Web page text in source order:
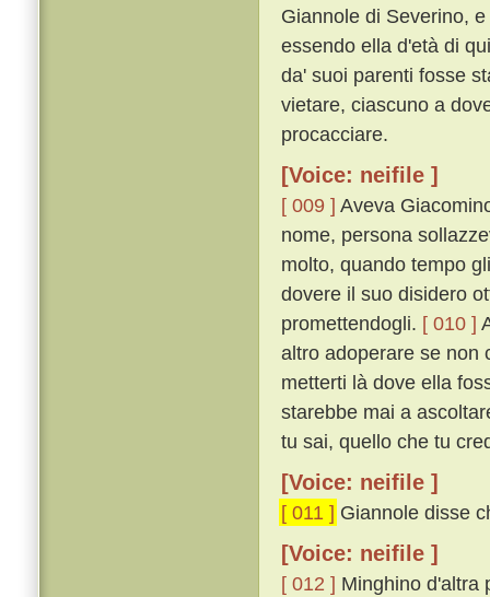
Giannole di Severino,
essendo ella d'età di
da' suoi parenti fosse
vietare, ciascuno a
procacciare.
[Voice: neifile ]
[ 009 ] Aveva
nome, persona
molto, quando tempo
dovere il suo disidero
promettendogli. [ 010 ]
altro adoperare se non
metterti là dove ella
starebbe mai a
tu sai, quello che tu
[Voice: neifile ]
[ 011 ] Giannole disse
[Voice: neifile ]
[ 012 ] Minghino d'altra